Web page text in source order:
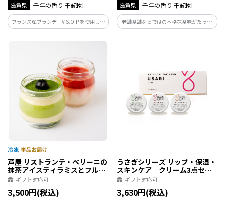
滋賀県 千年の香り 千紀園
フランス産ブランデーV.S.O.P.を使用した
抹茶ケーキです。 抹茶の風味とブランデ
滋賀県 千年の香り 千紀園
老舗茶舗ならではの本格抹茶味がたっぷ
り楽しめる「宇治抹茶チーズケーキ」 パ
芦屋 リストランテ・ベリーニの
抹茶アイスティラミスとフルー
ツパンナコッタ【各3ケ計6ケ入
り】
ギフト対応可
3,500円(税込)
うさぎシリーズ リップ・保湿・
スキンケア クリーム3点セッ
ト ギフト対応可
3,630円(税込)